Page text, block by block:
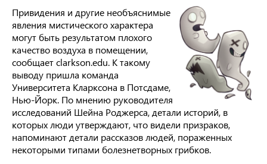
Привидения и другие необъяснимые
явления мистического характера
могут быть результатом плохого
качество воздуха в помещении,
сообщает clarkson.edu. К такому
выводу пришла команда
Университета Кларксона в Потсдаме,
Нью-Йорк. По мнению руководителя
исследований Шейна Роджерса, детали историй, в
которых люди утверждают, что видели призраков,
напоминают детали рассказов людей, пораженных
некоторыми типами болезнетворных грибков.